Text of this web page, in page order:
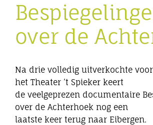
Winkels
Bedrijven
over de
Na drie volledig uitverkochte
het Theater ’t Spieker keert
de veelgeprezen documentaire
over de Achterhoek nog een
laatste keer terug naar Eibergen.